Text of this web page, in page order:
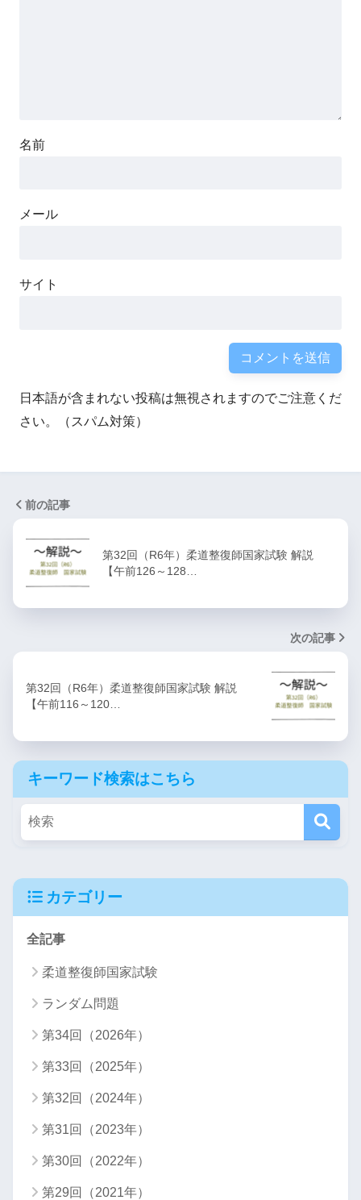
名前
メール
サイト
日本語が含まれない投稿は無視されますのでご注意くだ
さい。（スパム対策）
前の記事
第32回（R6年）柔道整復師国家試験 解説
【午前126～128…
次の記事
第32回（R6年）柔道整復師国家試験 解説
【午前116～120…
キーワード検索はこちら
カテゴリー
全記事
柔道整復師国家試験
ランダム問題
第34回（2026年）
第33回（2025年）
第32回（2024年）
第31回（2023年）
第30回（2022年）
第29回（2021年）